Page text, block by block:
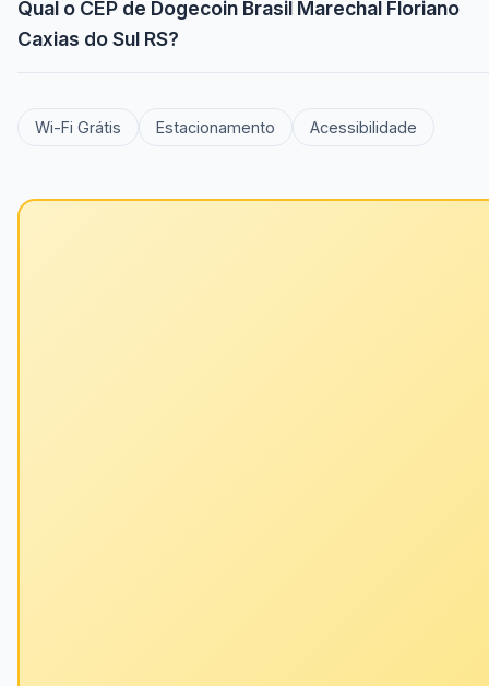
Qual o CEP de Dogecoin Brasil Marechal Floriano
Caxias do Sul RS?
Wi-Fi Grátis Estacionamento Acessibilidade